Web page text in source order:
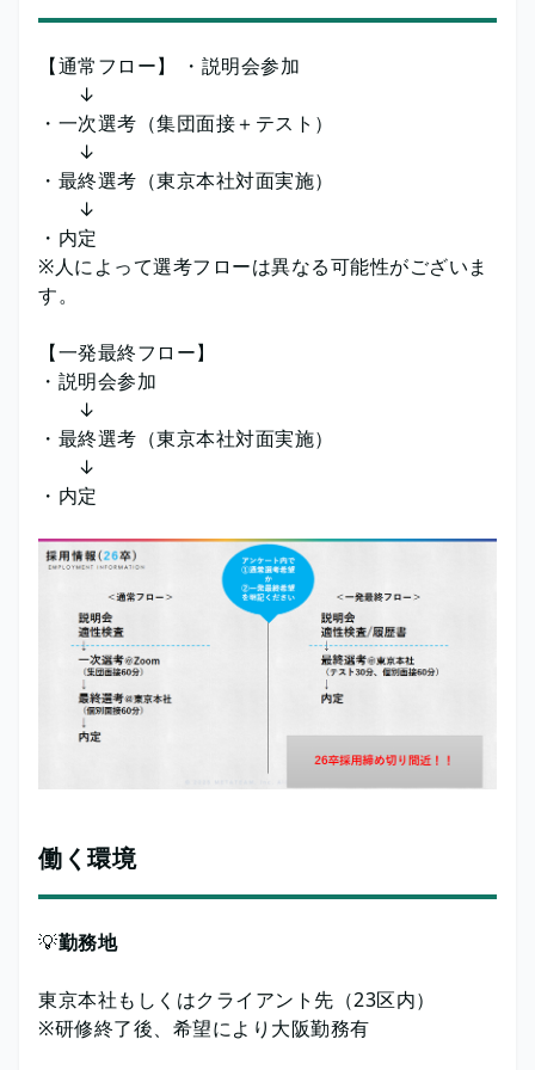
【通常フロー】 ・説明会参加
↓
・一次選考（集団面接＋テスト）
↓
・最終選考（東京本社対面実施）
↓
・内定
※人によって選考フローは異なる可能性がございま
す。
【一発最終フロー】
・説明会参加
↓
・最終選考（東京本社対面実施）
↓
・内定
働く環境
💡勤務地
東京本社もしくはクライアント先（23区内）
※研修終了後、希望により大阪勤務有